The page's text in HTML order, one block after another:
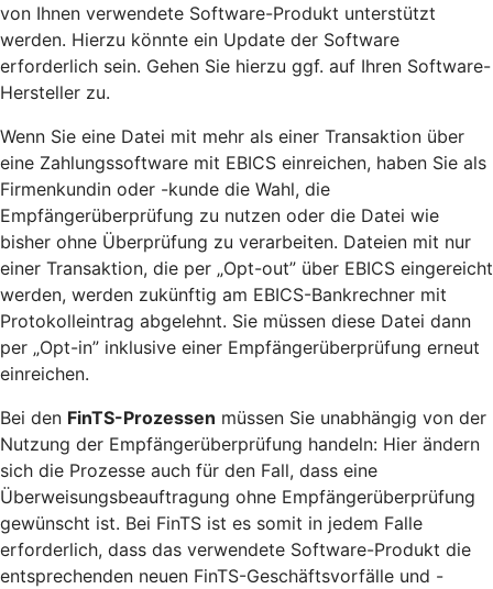
von Ihnen verwendete Software-Produkt unterstützt
werden. Hierzu könnte ein Update der Software
erforderlich sein. Gehen Sie hierzu ggf. auf Ihren Software-
Hersteller zu.
Wenn Sie eine Datei mit mehr als einer Transaktion über
eine Zahlungssoftware mit EBICS einreichen, haben Sie als
Firmenkundin oder -kunde die Wahl, die
Empfängerüberprüfung zu nutzen oder die Datei wie
bisher ohne Überprüfung zu verarbeiten. Dateien mit nur
einer Transaktion, die per „Opt-out” über EBICS eingereicht
werden, werden zukünftig am EBICS-Bankrechner mit
Protokolleintrag abgelehnt. Sie müssen diese Datei dann
per „Opt-in” inklusive einer Empfängerüberprüfung erneut
einreichen.
Bei den FinTS-Prozessen müssen Sie unabhängig von der
Nutzung der Empfängerüberprüfung handeln: Hier ändern
sich die Prozesse auch für den Fall, dass eine
Überweisungsbeauftragung ohne Empfängerüberprüfung
gewünscht ist. Bei FinTS ist es somit in jedem Falle
erforderlich, dass das verwendete Software-Produkt die
entsprechenden neuen FinTS-Geschäftsvorfälle und -